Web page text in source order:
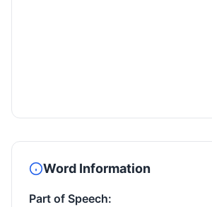
Word Information
Part of Speech: